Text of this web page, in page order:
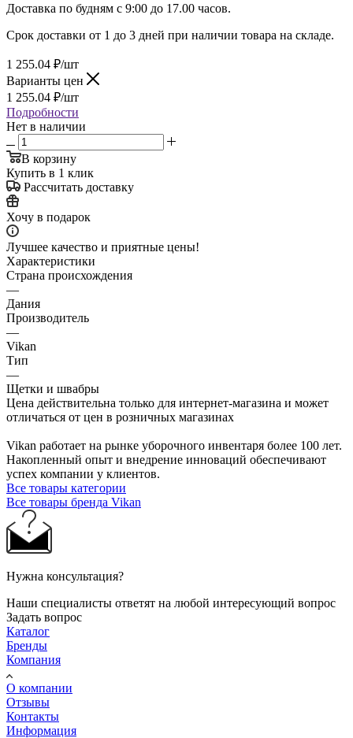
Доставка по будням с 9:00 до 17.00 часов.
Срок доставки от 1 до 3 дней при наличии товара на складе.
1 255.04 ₽/шт
Варианты цен
1 255.04 ₽/шт
Подробности
Нет в наличии
В корзину
Купить в 1 клик
Рассчитать доставку
Хочу в подарок
Лучшее качество и приятные цены!
Характеристики
Страна происхождения
—
Дания
Производитель
—
Vikan
Тип
—
Щетки и швабры
Цена действительна только для интернет-магазина и может
отличаться от цен в розничных магазинах
Vikan работает на рынке уборочного инвентаря более 100 лет.
Накопленный опыт и внедрение инноваций обеспечивают
успех компании у клиентов.
Все товары категории
Все товары бренда Vikan
Нужна консультация?
Наши специалисты ответят на любой интересующий вопрос
Задать вопрос
Каталог
Бренды
Компания
О компании
Отзывы
Контакты
Информация